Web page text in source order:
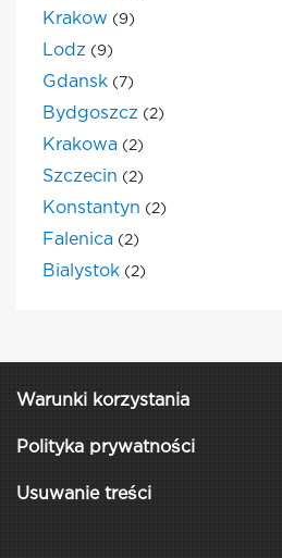
Krakow (9)
Lodz (9)
Gdansk (7)
Bydgoszcz (2)
Krakowa (2)
Szczecin (2)
Konstantyn (2)
Falenica (2)
Bialystok (2)
Warunki korzystania
Polityka prywatności
Usuwanie treści